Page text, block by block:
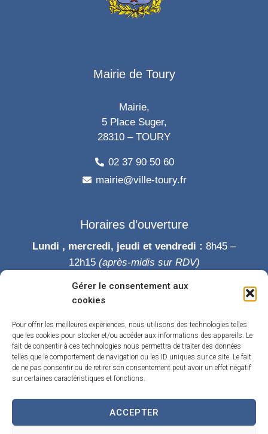
Gérer le consentement aux
cookies
Pour offrir les meilleures expériences, nous utilisons des technologies telles
que les cookies pour stocker et/ou accéder aux informations des appareils. Le
fait de consentir à ces technologies nous permettra de traiter des données
telles que le comportement de navigation ou les ID uniques sur ce site. Le fait
de ne pas consentir ou de retirer son consentement peut avoir un effet négatif
sur certaines caractéristiques et fonctions.
ACCEPTER
Mairie de Toury
Mairie,
5 Place Suger,
28310 – TOURY
02 37 90 50 60
mairie@ville-toury.fr
Horaires d’ouverture
Lundi , mercredi, jeudi et vendredi : 8h45 –
12h15 (après-midis sur RDV)
Accessibilité Contact